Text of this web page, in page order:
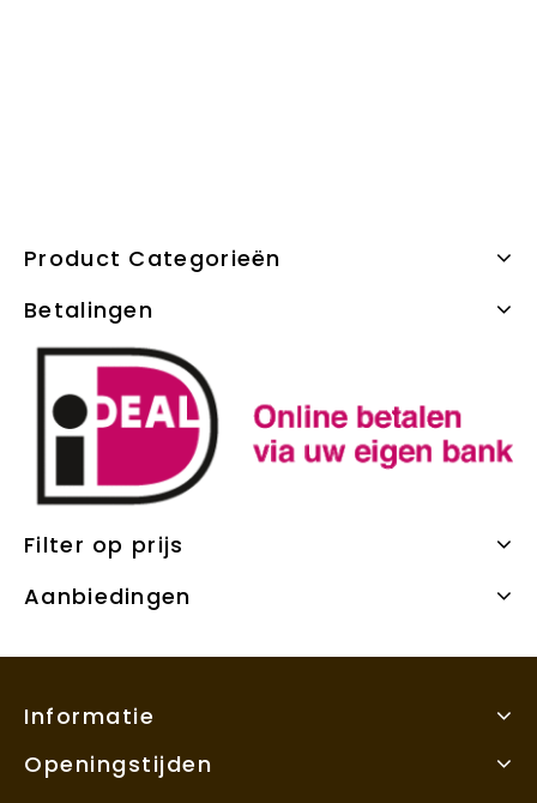
Product Categorieën
Betalingen
Filter op prijs
Aanbiedingen
Informatie
Openingstijden